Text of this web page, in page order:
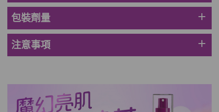
此商品最多可加購1件
HKD$145
HKD$145
包裝劑量 add
注意事項 add